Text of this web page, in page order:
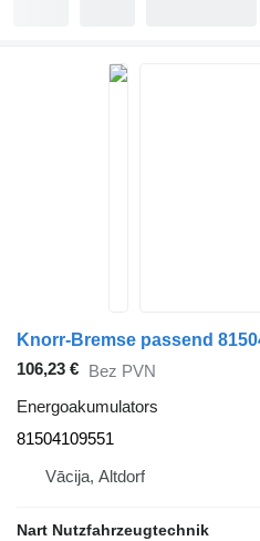
106,23 € Bez PVN
Energoakumulators
81504109551
Vācija, Altdorf
Nart Nutzfahrzeugtechnik